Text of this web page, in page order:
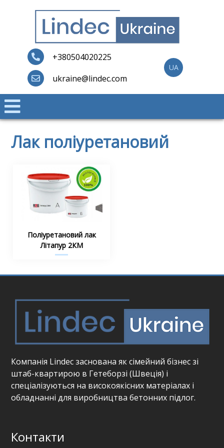
Lindec
+380504020225
ukraine@lindec.com
UA
Лак поліуретановий
Поліуретановий лак
Літапур 2КМ
Компанія Lindec заснована як сімейний бізнес зі
штаб-квартирою в Гетеборзі (Швеція) і
спеціалізуються на високоякісних матеріалах і
обладнанні для виробництва бетонних підлог.
Контакти